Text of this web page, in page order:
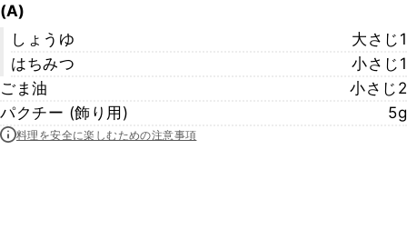
(A)
しょうゆ
大さじ1
はちみつ
小さじ1
ごま油
小さじ2
パクチー (飾り用)
5g
料理を安全に楽しむための注意事項